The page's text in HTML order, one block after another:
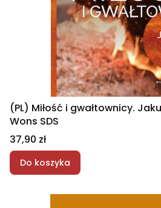
(PL) Miłość i gwałtownicy.
Wons SDS
Cena
37,90 zł
Do koszyka